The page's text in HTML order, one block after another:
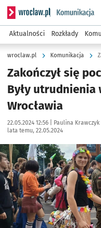
Serwis informacyjny
Aktualności Rozkłady
wroclaw.pl Komunikacja
Zakończył się
Były utrudnienia
Wrocławia
Data publikacji:
22.05.2024 12:56 | Autor:
Paulina Krawczyk
lata temu, 22.05.2024
Kliknij, aby powiększyć